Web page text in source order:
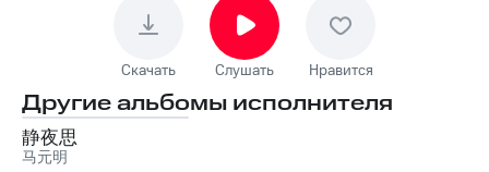
Скачать Слушать Нравится
Другие альбомы исполнителя
静夜思
马元明